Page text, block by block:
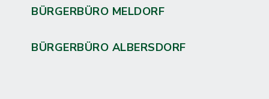
BÜRGERBÜRO MELDORF
BÜRGERBÜRO ALBERSDORF